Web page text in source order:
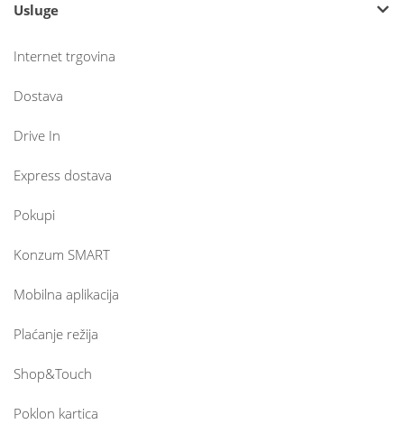
Usluge
Internet trgovina
Dostava
Drive In
Express dostava
Pokupi
Konzum SMART
Mobilna aplikacija
Plaćanje režija
Shop&Touch
Poklon kartica